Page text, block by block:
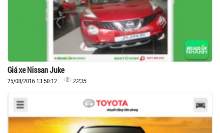
Giá xe Nissan Juke
25/08/2016 13:50:12 2235